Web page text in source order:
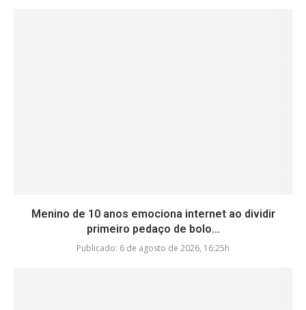
Menino de 10 anos emociona internet ao dividir
primeiro pedaço de bolo...
Publicado: 6 de agosto de 2026, 16:25h